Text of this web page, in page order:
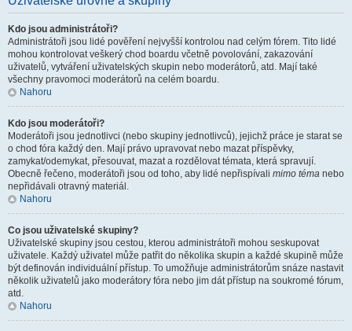
Kdo jsou administrátoři?
Administrátoři jsou lidé pověření nejvyšší kontrolou nad celým fórem. Tito lidé
mohou kontrolovat veškerý chod boardu včetně povolování, zakazování
uživatelů, vytváření uživatelských skupin nebo moderátorů, atd. Mají také
všechny pravomoci moderátorů na celém boardu.
Nahoru
Kdo jsou moderátoři?
Moderátoři jsou jednotlivci (nebo skupiny jednotlivců), jejichž práce je starat se
o chod fóra každý den. Mají právo upravovat nebo mazat příspěvky,
zamykat/odemykat, přesouvat, mazat a rozdělovat témata, která spravují.
Obecně řečeno, moderátoři jsou od toho, aby lidé nepřispívali mimo téma nebo
nepřidávali otravný materiál.
Nahoru
Co jsou uživatelské skupiny?
Uživatelské skupiny jsou cestou, kterou administrátoři mohou seskupovat
uživatele. Každý uživatel může patřit do několika skupin a každé skupině může
být definován individuální přístup. To umožňuje administrátorům snáze nastavit
několik uživatelů jako moderátory fóra nebo jim dát přístup na soukromé fórum,
atd.
Nahoru